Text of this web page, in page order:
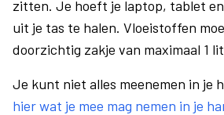
zitten. Je hoeft je laptop, tablet
uit je tas te halen. Vloeistoffen
doorzichtig zakje van maximaal 1
Je kunt niet alles meenemen in je
hier wat je mee mag nemen in je